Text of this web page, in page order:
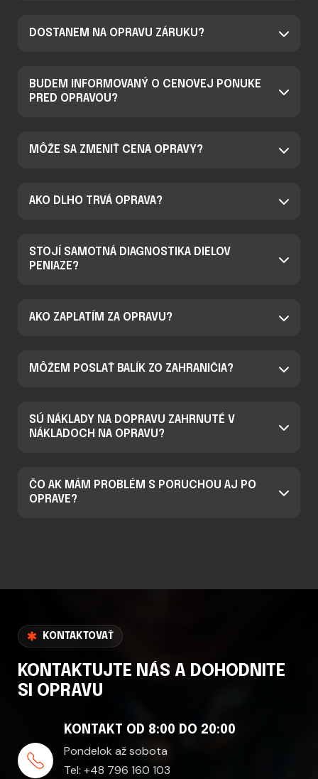
DOSTANEM NA OPRAVU ZÁRUKU?
BUDEM INFORMOVANÝ O CENOVEJ PONUKE
PRED OPRAVOU?
MÔŽE SA ZMENIŤ CENA OPRAVY?
AKO DLHO TRVÁ OPRAVA?
STOJÍ SAMOTNÁ DIAGNOSTIKA DIELOV
PENIAZE?
AKO ZAPLATÍM ZA OPRAVU?
MÔŽEM POSLAŤ BALÍK ZO ZAHRANIČIA?
SÚ NÁKLADY NA DOPRAVU ZAHRNUTÉ V
NÁKLADOCH NA OPRAVU?
ČO AK MÁM PROBLÉM S PORUCHOU AJ PO
OPRAVE?
KONTAKTOVAŤ
KONTAKTUJTE NÁS A DOHODNITE
SI OPRAVU
KONTAKT OD 8:00 DO 20:00
Pondelok až sobota
Tel: +48 796 160 103